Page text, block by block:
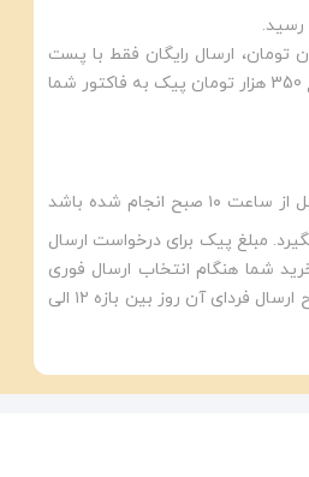
باشید برای خرید های بالا تر از 5 میلیون تومان، ارسال رایگان فقط با پست
انجام خواهد شد. در صورت درخواست ارسال فوری مبلغ 350 هزار تومان پیک به فاکتور شما
در این روش در صورتی که ثبت سفارش شما قبل از ساعت ۱۰ صبح انجام شده باشد
مبلغ پیک برای درخواست ارسال
خرید شما هنگام انتخاب ارسال فوری
اعمال خواهد شد. و برای سفارشات بعد از ساعت ۱۰ صبح ارسال فردای آن روز بین بازه ۱۲ الی